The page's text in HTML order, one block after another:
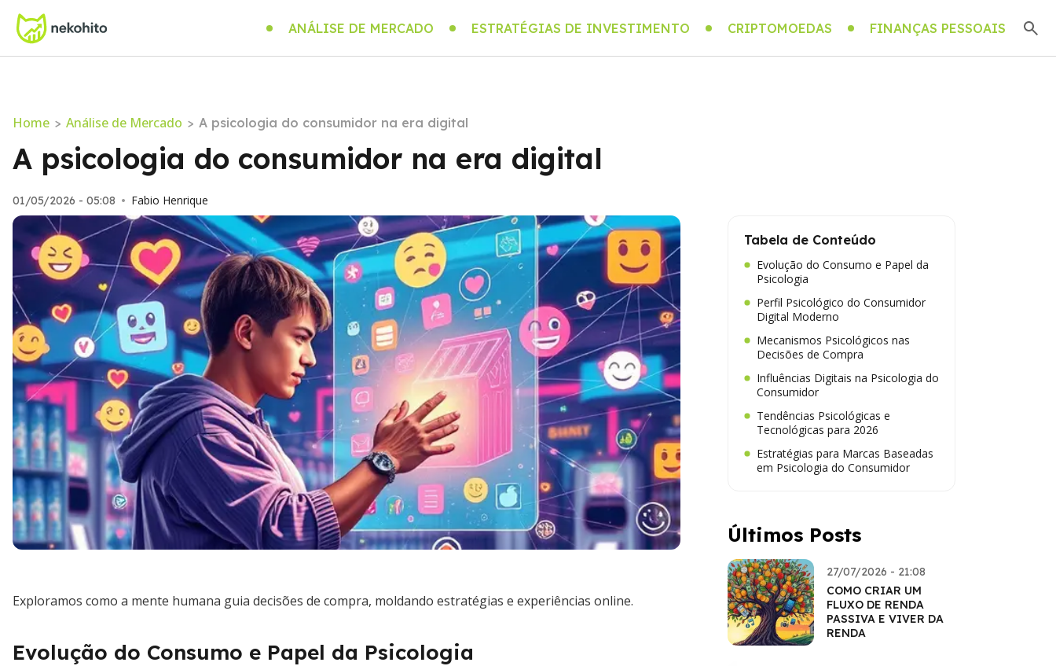
ANÁLISE DE MERCADO ESTRATÉGIAS DE INVESTIMENTO CRIPTOMOEDAS FINANÇAS PESSOAIS
Home > Análise de Mercado > A psicologia do consumidor na era digital
A psicologia do consumidor na era digital
01/05/2026 - 05:08 • Fabio Henrique
Exploramos como a mente humana guia decisões de compra, moldando estratégias e experiências online.
Evolução do Consumo e Papel da Psicologia
Tabela de Conteúdo
Evolução do Consumo e Papel da
Psicologia
Perfil Psicológico do Consumidor
Digital Moderno
Mecanismos Psicológicos nas
Decisões de Compra
Influências Digitais na Psicologia do
Consumidor
Tendências Psicológicas e
Tecnológicas para 2026
Estratégias para Marcas Baseadas
em Psicologia do Consumidor
Últimos Posts
27/07/2026 - 21:08
COMO CRIAR UM
FLUXO DE RENDA
PASSIVA E VIVER DA
RENDA